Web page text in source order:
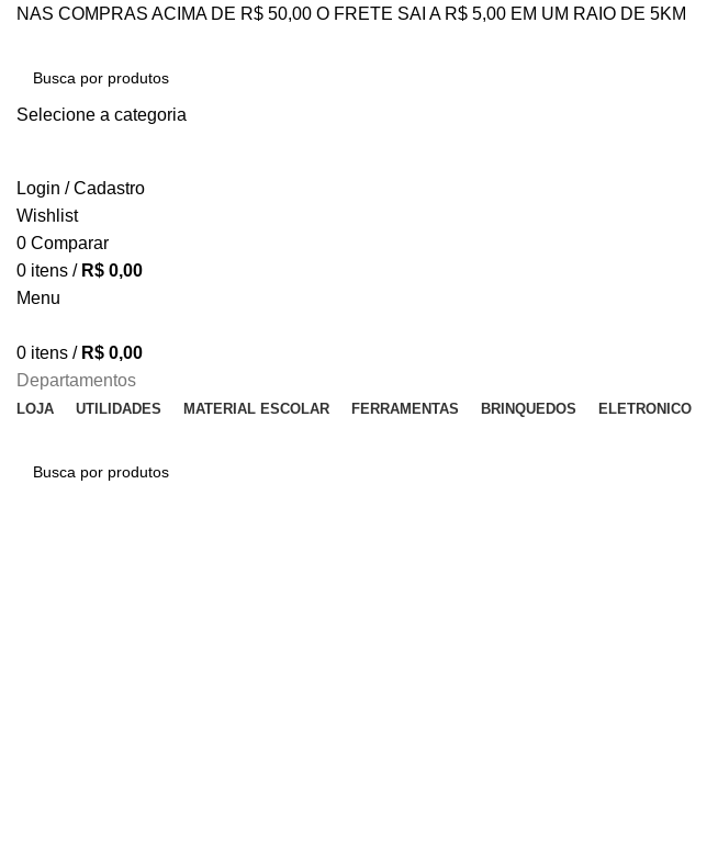
NAS COMPRAS ACIMA DE R$ 50,00 O FRETE SAI A R$ 5,00 EM UM RAIO DE 5KM
Selecione a categoria
Login / Cadastro
Wishlist
0 Comparar
0 itens / R$ 0,00
Menu
0 itens / R$ 0,00
Departamentos
LOJA UTILIDADES MATERIAL ESCOLAR FERRAMENTAS BRINQUEDOS
ELETRONICO